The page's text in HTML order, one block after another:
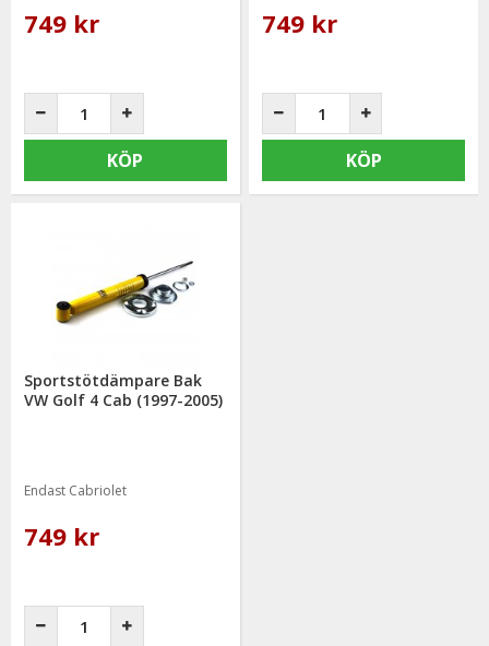
749 kr
KÖP
749 kr
KÖP
Sportstötdämpare Bak
VW Golf 4 Cab (1997-2005)
Endast Cabriolet
749 kr